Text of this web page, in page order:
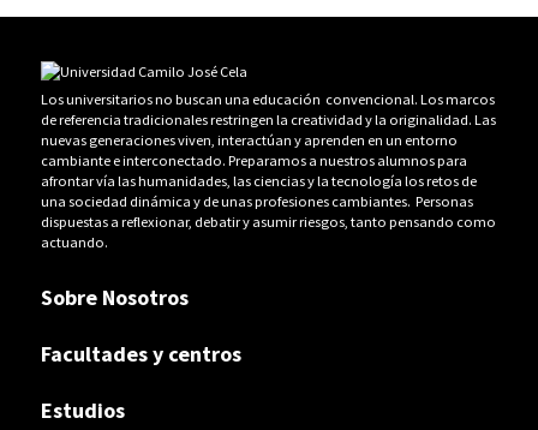
Los universitarios no buscan una educación convencional. Los marcos
de referencia tradicionales restringen la creatividad y la originalidad. Las
nuevas generaciones viven, interactúan y aprenden en un entorno
cambiante e interconectado. Preparamos a nuestros alumnos para
afrontar vía las humanidades, las ciencias y la tecnología los retos de
una sociedad dinámica y de unas profesiones cambiantes. Personas
dispuestas a reflexionar, debatir y asumir riesgos, tanto pensando como
actuando.
Sobre Nosotros
Facultades y centros
Estudios